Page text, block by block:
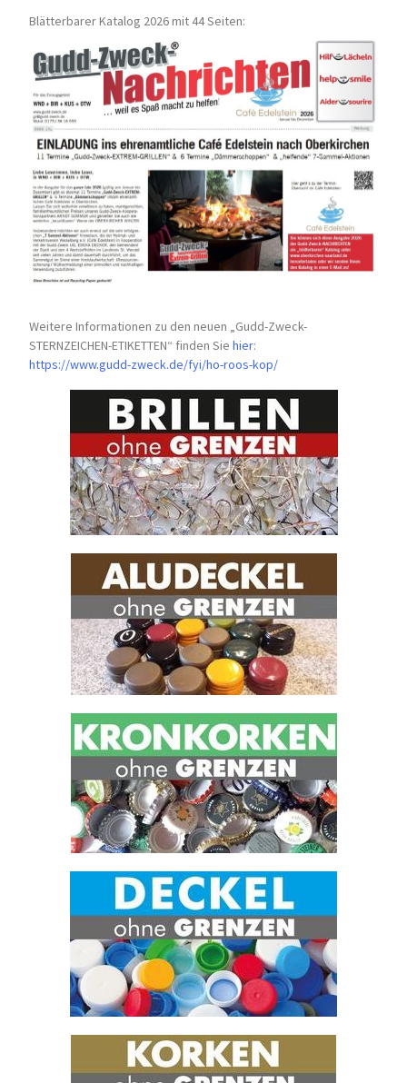
Blätterbarer Katalog 2026 mit 44 Seiten:
Weitere Informationen zu den neuen „Gudd-Zweck-
STERNZEICHEN-ETIKETTEN“ finden Siehier:
https://www.gudd-zweck.de/fyi/ho-roos-kop/